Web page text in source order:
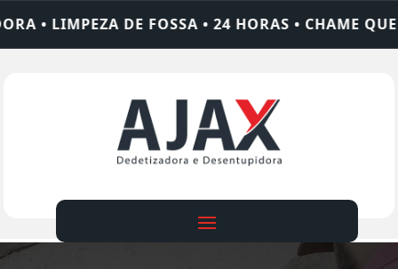
• 24 HORAS • CHAME QUEM RESOLVE: AJAX